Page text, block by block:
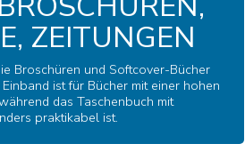
ZEITUNGEN
Broschüren und Softcover-Bücher
ist für Bücher mit einer hohen
das Taschenbuch mit
praktikabel ist.